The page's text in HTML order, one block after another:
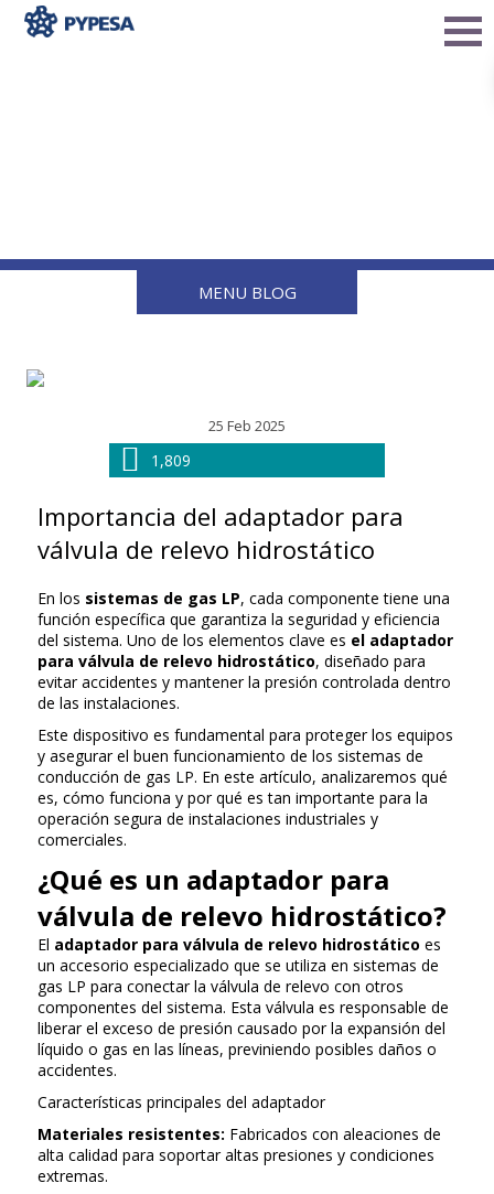
MENU BLOG
25 Feb 2025
1,809
Importancia del adaptador para
válvula de relevo hidrostático
En los sistemas de gas LP, cada componente tiene una
función específica que garantiza la seguridad y eficiencia
del sistema. Uno de los elementos clave es el adaptador
para válvula de relevo hidrostático, diseñado para
evitar accidentes y mantener la presión controlada dentro
de las instalaciones.
Este dispositivo es fundamental para proteger los equipos
y asegurar el buen funcionamiento de los sistemas de
conducción de gas LP. En este artículo, analizaremos qué
es, cómo funciona y por qué es tan importante para la
operación segura de instalaciones industriales y
comerciales.
¿Qué es un adaptador para
válvula de relevo hidrostático?
El adaptador para válvula de relevo hidrostático es
un accesorio especializado que se utiliza en sistemas de
gas LP para conectar la válvula de relevo con otros
componentes del sistema. Esta válvula es responsable de
liberar el exceso de presión causado por la expansión del
líquido o gas en las líneas, previniendo posibles daños o
accidentes.
Características principales del adaptador
Materiales resistentes: Fabricados con aleaciones de
alta calidad para soportar altas presiones y condiciones
extremas.